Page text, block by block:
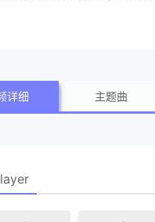
详细 主题曲